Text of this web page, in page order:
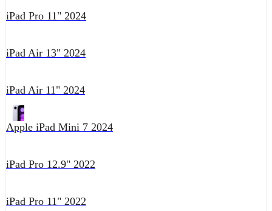
iPad Pro 11" 2024
iPad Air 13" 2024
iPad Air 11" 2024
Apple iPad Mini 7 2024
iPad Pro 12.9" 2022
iPad Pro 11" 2022